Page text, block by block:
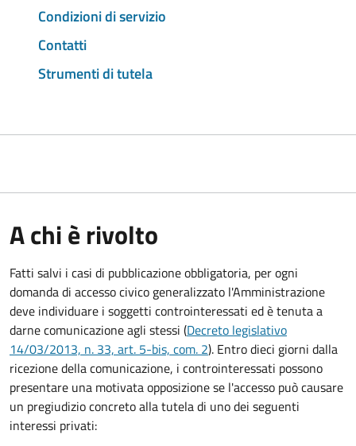
Condizioni di servizio
Contatti
Strumenti di tutela
A chi è rivolto
Fatti salvi i casi di pubblicazione obbligatoria, per ogni
domanda di accesso civico generalizzato l'Amministrazione
deve individuare i soggetti controinteressati ed è tenuta a
darne comunicazione agli stessi (Decreto legislativo
14/03/2013, n. 33, art. 5-bis, com. 2). Entro dieci giorni dalla
ricezione della comunicazione, i controinteressati possono
presentare una motivata opposizione se l'accesso può causare
un pregiudizio concreto alla tutela di uno dei seguenti
interessi privati: